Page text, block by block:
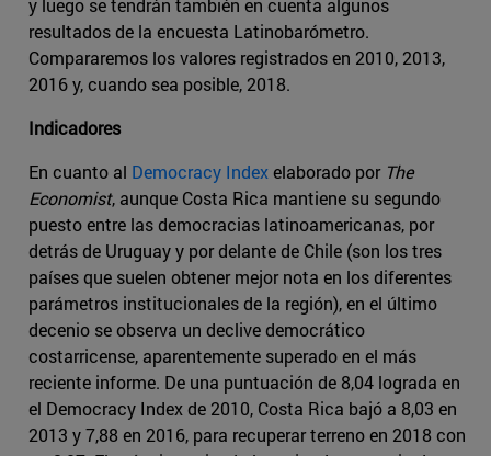
y luego se tendrán también en cuenta algunos
resultados de la encuesta Latinobarómetro.
Compararemos los valores registrados en 2010, 2013,
2016 y, cuando sea posible, 2018.
Indicadores
En cuanto al Democracy Indexelaborado por The
Economist, aunque Costa Rica mantiene su segundo
puesto entre las democracias latinoamericanas, por
detrás de Uruguay y por delante de Chile (son los tres
países que suelen obtener mejor nota en los diferentes
parámetros institucionales de la región), en el último
decenio se observa un declive democrático
costarricense, aparentemente superado en el más
reciente informe. De una puntuación de 8,04 lograda en
el Democracy Index de 2010, Costa Rica bajó a 8,03 en
2013 y 7,88 en 2016, para recuperar terreno en 2018 con